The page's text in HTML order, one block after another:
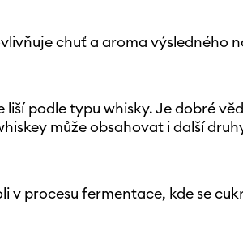
chuť a aroma výsledného
liší podle typu whisky. Je dobré
může obsahovat i další
v procesu fermentace, kde se